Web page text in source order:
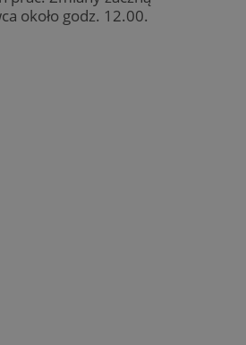
około godz. 12.00.